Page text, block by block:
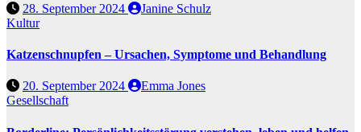
28. September 2024
Janine Schulz
Kultur
Katzenschnupfen – Ursachen, Symptome und Behandlung
20. September 2024
Emma Jones
Gesellschaft